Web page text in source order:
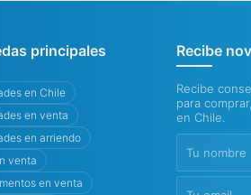
principales
en Chile
en venta
en arriendo
venta
en venta
Recibe
Recibe
para
en Chile.